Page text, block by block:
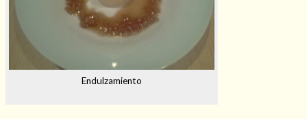
Endulzamiento